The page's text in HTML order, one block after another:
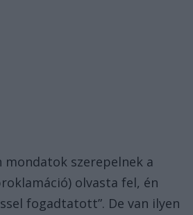
szerepelnek a
olvasta fel, én
fogadtatott”. De van ilyen